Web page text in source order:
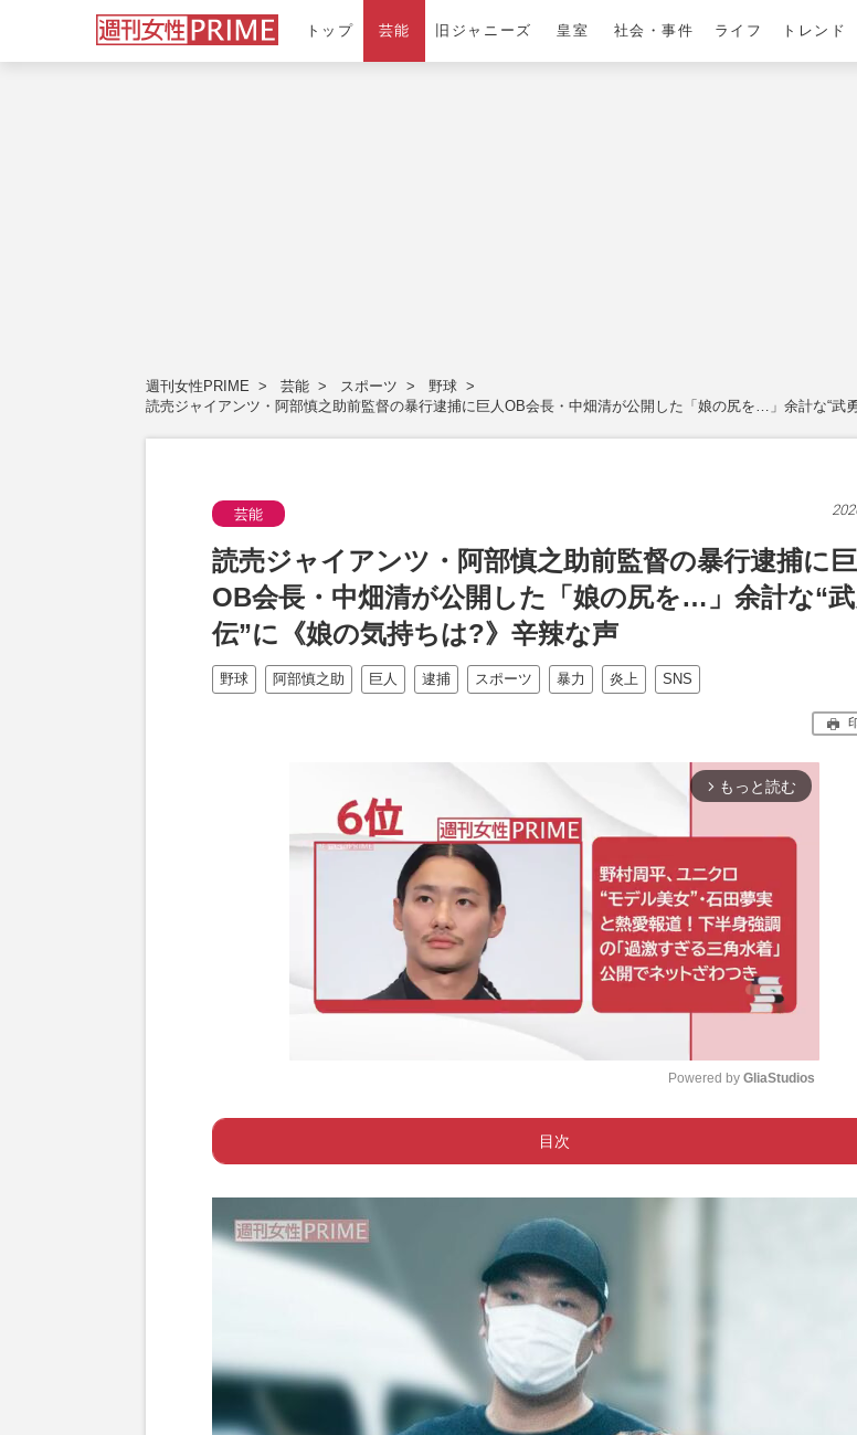
トップ 芸能 旧ジャニーズ 皇室 社会・事件 ライフ トレンド
週刊女性PRIME 芸能 スポーツ
野球
読売ジャイアンツ・阿部慎之助前監督の暴行逮捕に巨人OB会長・中畑清が公開した「娘の尻を…」余計な“武
芸能
読売ジャイアンツ・阿部慎之助前監督の暴行逮捕に
OB会長・中畑清が公開した「娘の尻を…」余計な“
伝”に《娘の気持ちは?》辛辣な声
野球 阿部慎之助 巨人 逮捕 スポーツ 暴力 炎上 SNS
arrow_forward_ios もっと読む
t
Powered by GliaStudios
目次
Page 1 ー 「ごめんなさい」と謝るまで叩き続けた
Page 2 ー 叩かれた方は“心に傷”を残している